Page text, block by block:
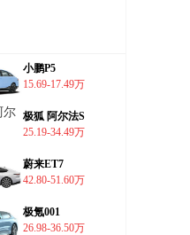
小鹏P5
15.69-17.49万
极狐 阿尔法S
25.19-34.49万
蔚来ET7
42.80-51.60万
极氪001
26.98-36.50万